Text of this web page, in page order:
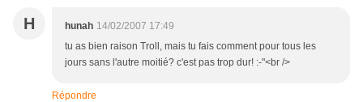
H hunah 14/02/2007 17:49
tu as bien raison Troll, mais tu fais comment pour tous les
jours sans l'autre moitié? c'est pas trop dur! :-"<br />
Répondre